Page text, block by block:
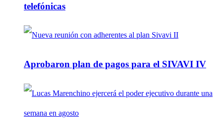
telefónicas
Aprobaron plan de pagos para el SIVAVI IV